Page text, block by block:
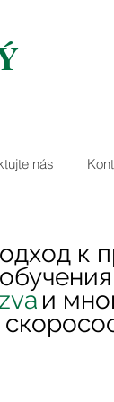
nás
к
и